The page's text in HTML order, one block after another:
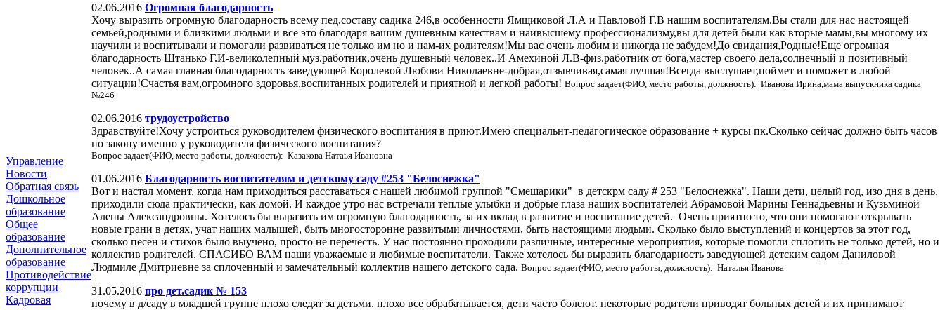
Управление
Новости
Обратная связь
Дошкольное
образование
Общее
образование
Дополнительное
образование
Противодействие
коррупции
Кадровая
02.06.2016 Огромная благодарность
Хочу выразить огромную благодарность всему пед.составу садика 246,в особенности Ямщиковой Л.А и Павловой Г.В нашим воспитателям.Вы стали для нас настоящей
семьей,родными и близкими людьми и все это благодаря вашим душевным качествам и наивысшему профессионализму,вы для детей были как вторые мамы,вы многому их
научили и воспитывали и помогали развиваться не только им но и нам-их родителям!Мы вас очень любим и никогда не забудем!До свидания,Родные!Еще огромная
благодарность Штанько Г.И-великолепный муз.работник,очень душевный человек..И Амехиной Л.В-физ.работник от бога,мастер своего дела,солнечный и позитивный
человек..А самая главная благодарность заведующей Королевой Любови Николаевне-добрая,отзывчивая,самая лучшая!Всегда выслушает,поймет и поможет в любой
ситуации!Счастья вам,огромного здоровья,воспитанных родителей и приятной и легкой работы! Вопрос задает(ФИО, место работы, должность): Иванова Ирина,мама выпускника садика
№246
02.06.2016 трудоустройство
Здравствуйте!Хочу устроиться руководителем физического воспитания в приют.Имею специальнт-педагогическое образование + курсы пк.Сколько сейчас должно быть часов
по закону именно у руководителя физического воспитания?
Вопрос задает(ФИО, место работы, должность): Казакова Натаья Ивановна
01.06.2016 Благодарность воспитателям и детскому саду #253 "Белоснежка"
Вот и настал момент, когда нам приходиться расставаться с нашей любимой группой "Смешарики" в детскрм саду # 253 "Белоснежка". Наши дети, целый год, изо дня в день,
приходили сюда практически, как домой. И каждое утро нас встречали теплые улыбки и добрые глаза наших воспитателей Абрамовой Марины Геннадьевны и Кузьминой
Алены Александровны. Хотелось бы выразить им огромную благодарность, за их вклад в развитие и воспитание детей. Очень приятно то, что они помогают открывать
новые грани в детях, учат наших малышей, быть многосторонне развитыми личностями, быть настоящими людьми. Сколько было выступлений и концертов за этот год,
сколько песен и стихов было выучено, просто не перечесть. У нас постоянно проходили различные, интересные мероприятия, которые помогли сплотить не только детей, но и
коллектив родителей. СПАСИБО ВАМ наши уважаемые и любимые воспитатели. Также хотелось бы выразить благодарность заведующей детским садом Даниловой
Людмиле Дмитриевне за сплоченный и замечательный коллектив нашего детского сада. Вопрос задает(ФИО, место работы, должность): Наталья Иванова
31.05.2016 про дет.садик № 153
почему в д/саду в младшей группе плохо следят за детьми. плохо все обрабатывается, дети часто болеют. некоторые родители приводят больных детей и их принимают